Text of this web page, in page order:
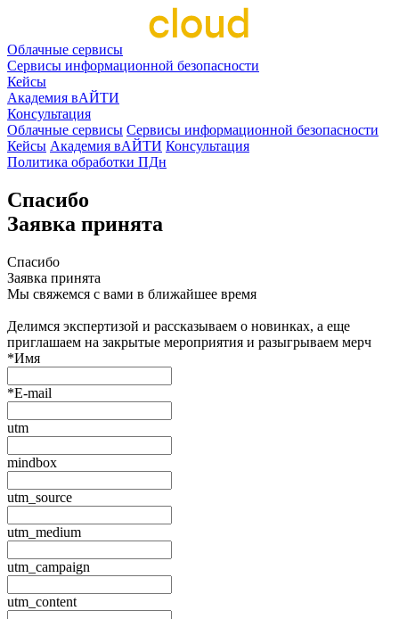
Облачные сервисы
Сервисы информационной безопасности
Кейсы
Академия вАЙТИ
Консультация
Облачные сервисы Сервисы информационной безопасности
Кейсы Академия вАЙТИ Консультация
Политика обработки ПДн
Спасибо
Заявка принята
Спасибо
Заявка принята
Мы свяжемся с вами в ближайшее время
Делимся экспертизой и рассказываем о новинках, а еще
приглашаем на закрытые мероприятия и разыгрываем мерч
*Имя
*E-mail
utm
mindbox
utm_source
utm_medium
utm_campaign
utm_content